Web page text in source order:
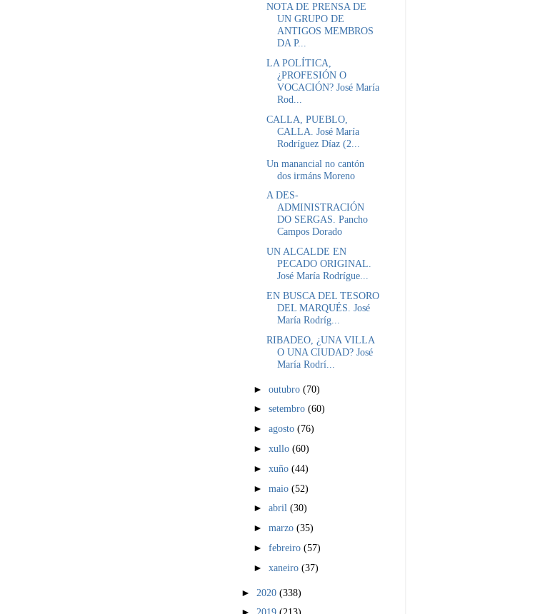
NOTA DE PRENSA DE
UN GRUPO DE
ANTIGOS MEMBROS
DA P...
LA POLÍTICA,
¿PROFESIÓN O
VOCACIÓN? José María
Rod...
CALLA, PUEBLO,
CALLA. José María
Rodríguez Díaz (2...
Un manancial no cantón
dos irmáns Moreno
A DES-
ADMINISTRACIÓN
DO SERGAS. Pancho
Campos Dorado
UN ALCALDE EN
PECADO ORIGINAL.
José María Rodrígue...
EN BUSCA DEL TESORO
DEL MARQUÉS. José
María Rodríg...
RIBADEO, ¿UNA VILLA
O UNA CIUDAD? José
María Rodrí...
►outubro(70)
►setembro(60)
►agosto(76)
►xullo(60)
►xuño(44)
►maio(52)
►abril(30)
►marzo(35)
►febreiro(57)
►xaneiro(37)
► 2020 (338)